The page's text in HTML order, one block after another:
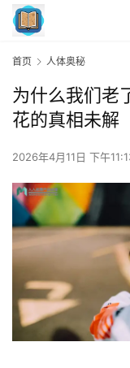
首页 人体奥秘
为什么我们老
花的真相未解
2026年4月11日 下午